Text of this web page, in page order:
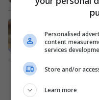
Personalised
content
services
Store and/or
Learn more